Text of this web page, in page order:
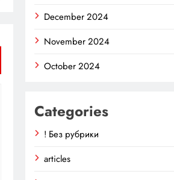
December 2024
November 2024
October 2024
Categories
! Без рубрики
articles